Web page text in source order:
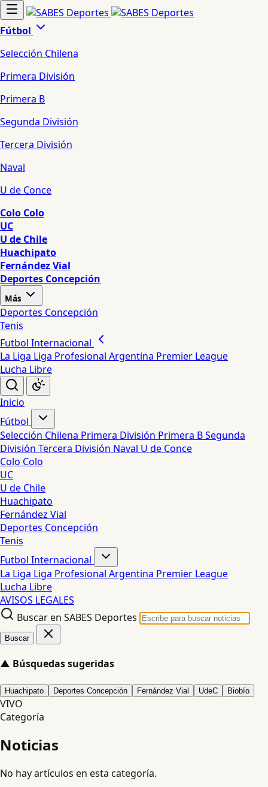
Fútbol
Selección Chilena
Primera División
Primera B
Segunda División
Tercera División
Naval
U de Conce
Colo Colo
UC
U de Chile
Huachipato
Fernández Vial
Deportes Concepción
Más
Deportes Concepción
Tenis
Futbol Internacional
La Liga Liga Profesional Argentina Premier League
Lucha Libre
Inicio
Fútbol
Selección Chilena Primera División Primera BSegunda
División Tercera División Naval U de Conce
Colo Colo
UC
U de Chile
Huachipato
Fernández Vial
Deportes Concepción
Tenis
Futbol Internacional
La Liga Liga Profesional Argentina Premier League
Lucha Libre
AVISOS LEGALES
Buscar en SABES Deportes
Buscar
▲ Búsquedas sugeridas
Huachipato Deportes Concepción Fernández Vial UdeC Biobío
VIVO
Categoría
Noticias
No hay artículos en esta categoría.